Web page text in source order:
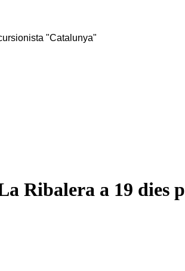
"Catalunya"
Ribalera a 19 dies